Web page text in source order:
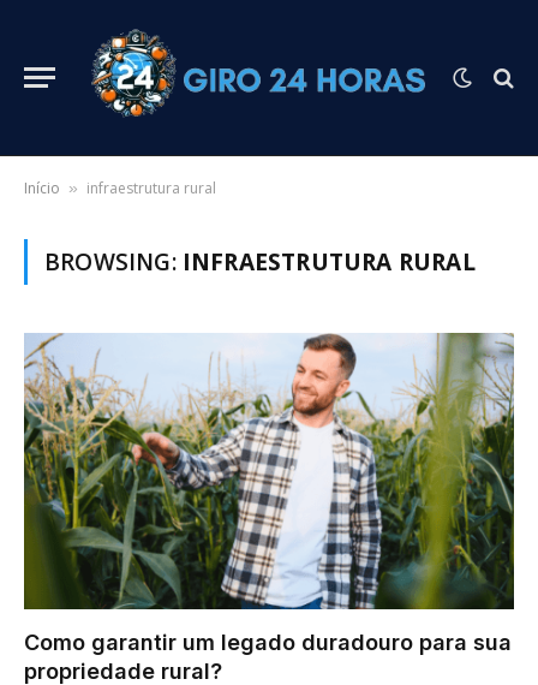
Início » infraestrutura rural
BROWSING: INFRAESTRUTURA RURAL
Como garantir um legado duradouro para sua
propriedade rural?